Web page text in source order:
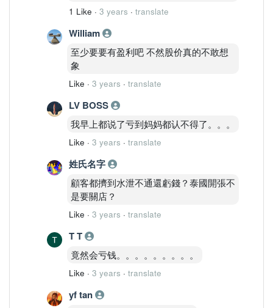
1 Like · 3 years · translate
William
至少要要有盈利吧 不然股价真的不敢想
象
Like · 3 years · translate
LV BOSS
我早上都说了亏到妈妈都认不得了。。。
Like · 3 years · translate
姓氏名字
顧客都擠到水泄不通還虧錢？泰國開張不
是要關店？
Like · 3 years · translate
T T
竟然会亏钱。。。。。。。。。
Like · 3 years · translate
yf tan